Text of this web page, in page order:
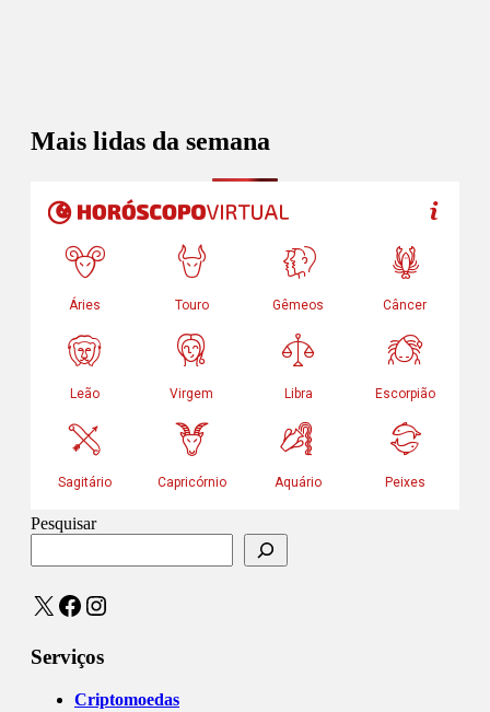
Mais lidas da semana
Pesquisar
X Facebook
Instagram
Serviços
Criptomoedas